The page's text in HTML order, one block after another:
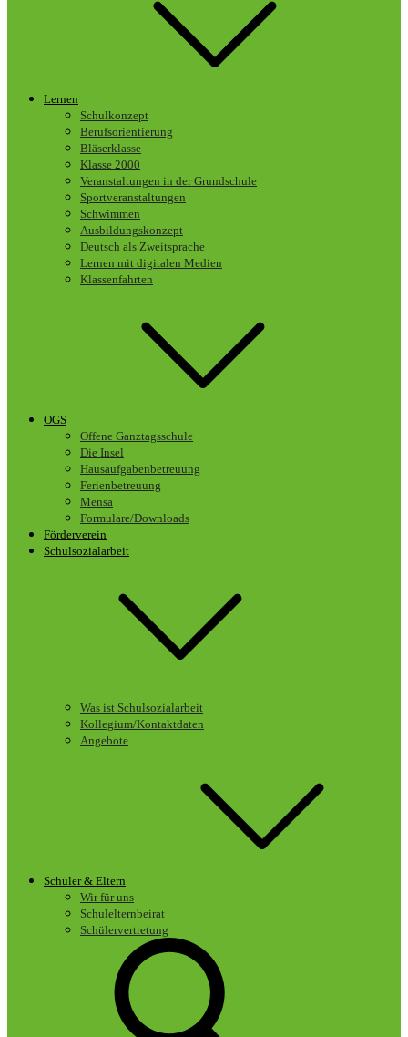
Lernen
Schulkonzept
Berufsorientierung
Bläserklasse
Klasse 2000
Veranstaltungen in der Grundschule
Sportveranstaltungen
Schwimmen
Ausbildungskonzept
Deutsch als Zweitsprache
Lernen mit digitalen Medien
Klassenfahrten
OGS
Offene Ganztagsschule
Die Insel
Hausaufgabenbetreuung
Ferienbetreuung
Mensa
Formulare/Downloads
Förderverein
Schulsozialarbeit
Was ist Schulsozialarbeit
Kollegium/Kontaktdaten
Angebote
Schüler & Eltern
Wir für uns
Schulelternbeirat
Schülervertretung